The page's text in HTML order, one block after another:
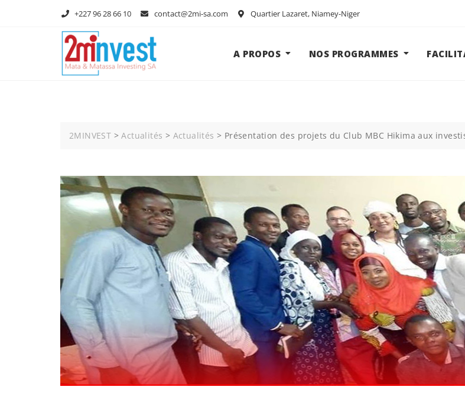
+227 96 28 66 10 contact@2mi-sa.com Quartier Lazaret, Niamey-Niger
A PROPOS NOS PROGRAMMES
2MINVEST >Actualités > Actualités > Présentation des projets du Club MBC Hikima aux